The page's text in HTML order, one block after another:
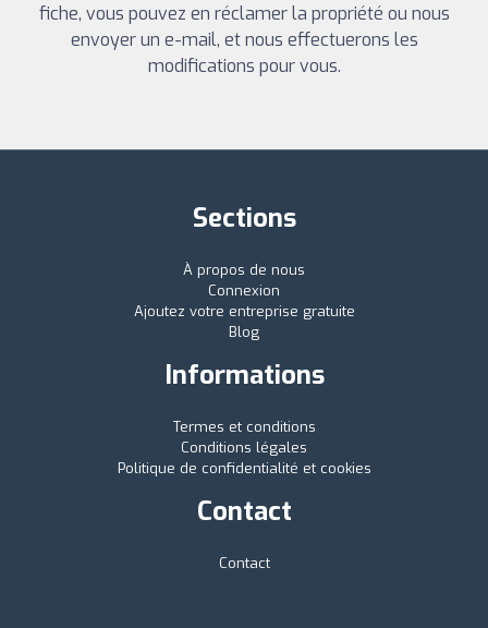
fiche, vous pouvez en réclamer la propriété ou nous
envoyer un e-mail, et nous effectuerons les
modifications pour vous.
Sections
À propos de nous
Connexion
Ajoutez votre entreprise gratuite
Blog
Informations
Termes et conditions
Conditions légales
Politique de confidentialité et cookies
Contact
Contact